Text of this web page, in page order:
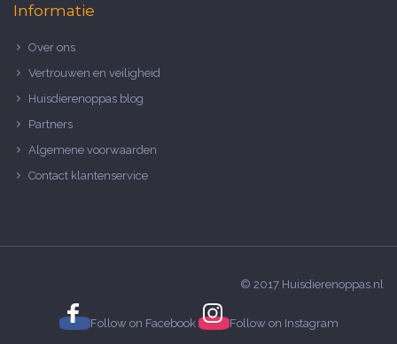
Informatie
Over ons
Vertrouwen en veiligheid
Huisdierenoppas blog
Partners
Algemene voorwaarden
Contact klantenservice
© 2017 Huisdierenoppas.nl
Follow on Facebook Follow on Instagram